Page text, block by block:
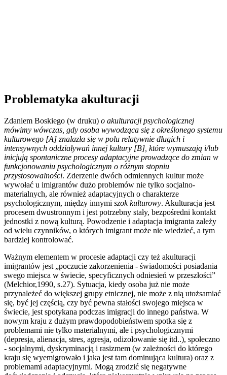
Problematyka akulturacji
Zdaniem Boskiego (w druku) o akulturacji psychologicznej
mówimy wówczas, gdy osoba wywodząca się z określonego systemu
kulturowego [A] znalazła się w polu relatywnie długich i
intensywnych oddziaływań innej kultury [B], które wymuszają i/lub
inicjują spontaniczne procesy adaptacyjne prowadzące do zmian w
funkcjonowaniu psychologicznym o różnym stopniu
przystosowalności. Zderzenie dwóch odmiennych kultur może
wywołać u imigrantów dużo problemów nie tylko socjalno-
materialnych, ale również adaptacyjnych o charakterze
psychologicznym, między innymi szok kulturowy. Akulturacja jest
procesem dwustronnym i jest potrzebny stały, bezpośredni kontakt
jednostki z nową kulturą. Powodzenie i adaptacja imigranta zależy
od wielu czynników, o których imigrant może nie wiedzieć, a tym
bardziej kontrolować.
Ważnym elementem w procesie adaptacji czy też akulturacji
imigrantów jest „poczucie zakorzenienia - świadomości posiadania
swego miejsca w świecie, specyficznych odniesień w przeszłości”
(Melchior,1990, s.27). Sytuacja, kiedy osoba już nie może
przynależeć do większej grupy etnicznej, nie może z nią utożsamiać
się, być jej częścią, czy być pewna stałości swojego miejsca w
świecie, jest spotykana podczas imigracji do innego państwa. W
nowym kraju z dużym prawdopodobieństwem spotka się z
problemami nie tylko materialnymi, ale i psychologicznymi
(depresja, alienacja, stres, agresja, odizolowanie się itd..), społeczno
- socjalnymi, dyskryminacją i rasizmem (w zależności do którego
kraju się wyemigrowało i jaka jest tam dominująca kultura) oraz z
problemami adaptacyjnymi. Mogą zrodzić się negatywne